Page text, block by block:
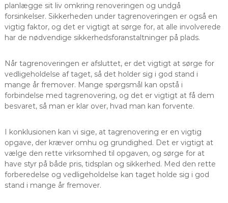
planlægge sit liv omkring renoveringen og undgå
forsinkelser. Sikkerheden under tagrenoveringen er også en
vigtig faktor, og det er vigtigt at sørge for, at alle involverede
har de nødvendige sikkerhedsforanstaltninger på plads.
Når tagrenoveringen er afsluttet, er det vigtigt at sørge for
vedligeholdelse af taget, så det holder sig i god stand i
mange år fremover. Mange spørgsmål kan opstå i
forbindelse med tagrenovering, og det er vigtigt at få dem
besvaret, så man er klar over, hvad man kan forvente.
I konklusionen kan vi sige, at tagrenovering er en vigtig
opgave, der kræver omhu og grundighed. Det er vigtigt at
vælge den rette virksomhed til opgaven, og sørge for at
have styr på både pris, tidsplan og sikkerhed. Med den rette
forberedelse og vedligeholdelse kan taget holde sig i god
stand i mange år fremover.